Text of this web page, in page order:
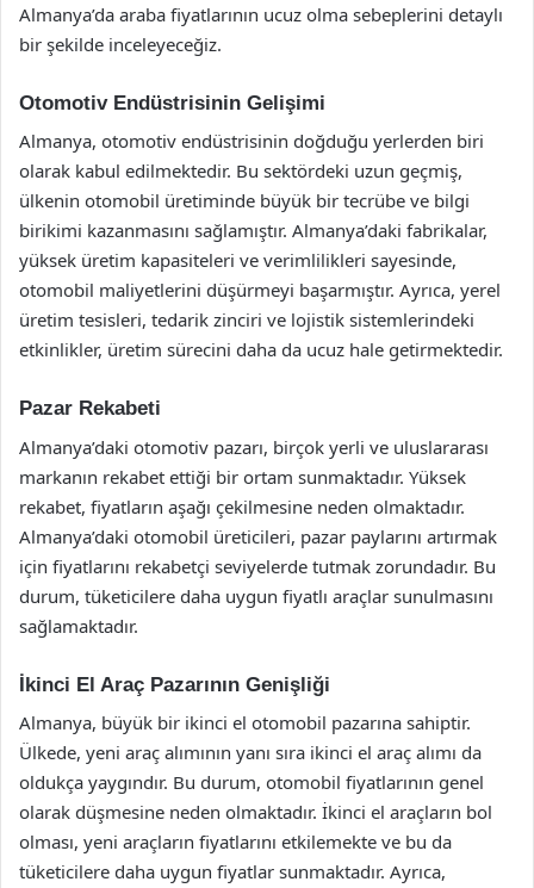
Almanya’da araba fiyatlarının ucuz olma sebeplerini detaylı
bir şekilde inceleyeceğiz.
Otomotiv Endüstrisinin Gelişimi
Almanya, otomotiv endüstrisinin doğduğu yerlerden biri
olarak kabul edilmektedir. Bu sektördeki uzun geçmiş,
ülkenin otomobil üretiminde büyük bir tecrübe ve bilgi
birikimi kazanmasını sağlamıştır. Almanya’daki fabrikalar,
yüksek üretim kapasiteleri ve verimlilikleri sayesinde,
otomobil maliyetlerini düşürmeyi başarmıştır. Ayrıca, yerel
üretim tesisleri, tedarik zinciri ve lojistik sistemlerindeki
etkinlikler, üretim sürecini daha da ucuz hale getirmektedir.
Pazar Rekabeti
Almanya’daki otomotiv pazarı, birçok yerli ve uluslararası
markanın rekabet ettiği bir ortam sunmaktadır. Yüksek
rekabet, fiyatların aşağı çekilmesine neden olmaktadır.
Almanya’daki otomobil üreticileri, pazar paylarını artırmak
için fiyatlarını rekabetçi seviyelerde tutmak zorundadır. Bu
durum, tüketicilere daha uygun fiyatlı araçlar sunulmasını
sağlamaktadır.
İkinci El Araç Pazarının Genişliği
Almanya, büyük bir ikinci el otomobil pazarına sahiptir.
Ülkede, yeni araç alımının yanı sıra ikinci el araç alımı da
oldukça yaygındır. Bu durum, otomobil fiyatlarının genel
olarak düşmesine neden olmaktadır. İkinci el araçların bol
olması, yeni araçların fiyatlarını etkilemekte ve bu da
tüketicilere daha uygun fiyatlar sunmaktadır. Ayrıca,